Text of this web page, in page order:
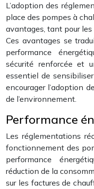
L’adoption des
place des pompes à
avantages, tant pour
Ces avantages se
performance
sécurité renforcée et
essentiel de
encourager l’adoption
de l’environnement.
Performance
Les réglementations
fonctionnement des
performance
réduction de la
sur les factures de